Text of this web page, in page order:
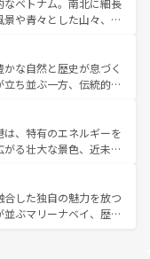
いる。夜には、韓国な
な魅力を心ゆくまで味
、新着の韓国情報はコンテンツ一
ベトナム。南北に細長
や青々とした山々、世
ノイの古い町並みやホ
物も、独特の雰囲気を
の豊かさとおいしさで
ムコーヒーなどは、ぜ
れてもあたたかい人々
と忘れられない旅にな
な自然と歴史が息づく
ち並ぶ一方、伝統的な
ェンマイなどの山岳地
ケットやクラビの美し
とができる。タイ料理
季節にも異なる楽しみ
人々、仏教を中心とし
訪れる旅人を魅了し続
、特有のエネルギーを
る壮大な景色、近未来
観光スポットが密集し
のも魅力。息をのむよ
港を存分に楽しみ尽く
した独自の魅力を放つ
ぶマリーナベイ、歴史